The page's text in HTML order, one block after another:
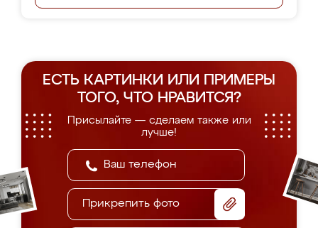
ЕСТЬ КАРТИНКИ ИЛИ ПРИМЕРЫ
ТОГО, ЧТО НРАВИТСЯ?
Присылайте — сделаем также или
лучше!
Прикрепить фото